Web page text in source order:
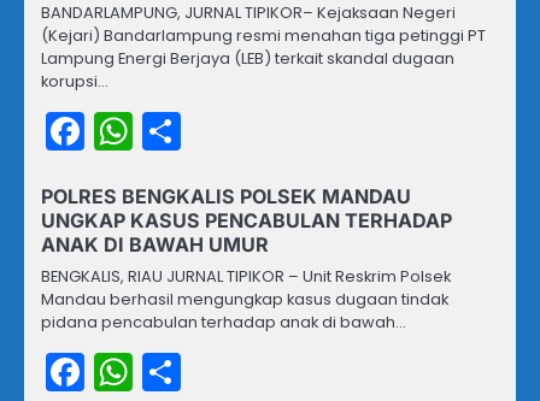
BANDARLAMPUNG, JURNAL TIPIKOR– Kejaksaan Negeri
(Kejari) Bandarlampung resmi menahan tiga petinggi PT
Lampung Energi Berjaya (LEB) terkait skandal dugaan
korupsi…
Facebook
WhatsApp
POLRES BENGKALIS POLSEK MANDAU
UNGKAP KASUS PENCABULAN TERHADAP
ANAK DI BAWAH UMUR
BENGKALIS, RIAU JURNAL TIPIKOR – Unit Reskrim Polsek
Mandau berhasil mengungkap kasus dugaan tindak
pidana pencabulan terhadap anak di bawah…
Facebook
WhatsApp